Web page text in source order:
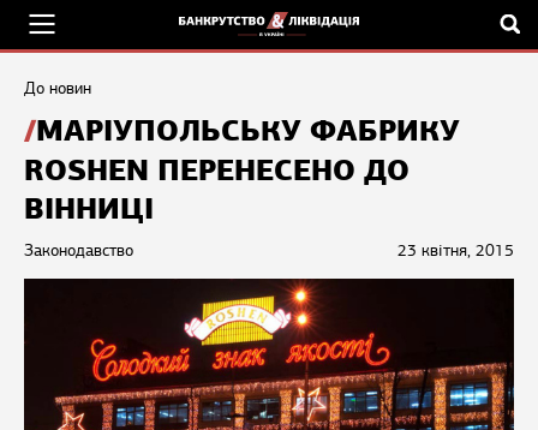
До новин
МАРІУПОЛЬСЬКУ ФАБРИКУ
ROSHEN ПЕРЕНЕСЕНО ДО
ВІННИЦІ
23 квітня, 2015
Законодавство